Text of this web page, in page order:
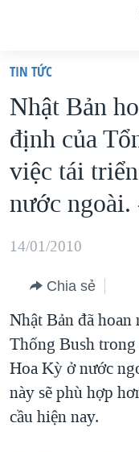
truy
cập
Tới
nội
chính
Tới
hướng
chính
Đi
tới
"Tìm"
VIỆT NAM
HOA KỲ
BIỂN ĐÔNG
THẾ GIỚI
MỤC
TỰ DO BÁO CHÍ
VẠCH TRẦN TIN GIẢ
NGƯỜI VIỆT HẢI
CHUYÊN ĐỀ
CHIẾN TRANH
TẠI
HÀNH TRÌNH BẦU
MỘT NĂM CHIẾN
HỌC TIẾNG ANH
VIDEO
NGHE
TIN TỨC
Nhật Bản
định của
việc tái
nước
14/01/2010
Chia sẻ
Nhật Bản đã
Thống Bush
Hoa Kỳ ở nước
này sẽ phù hợp
cầu hiện nay.